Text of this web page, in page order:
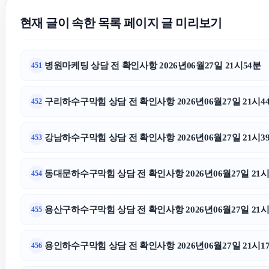
현재 글이 속한 목록 페이지 글 미리보기
451 병원마케팅 상담 전 확인사항 2026년06월27일 21시54분
452 구리하수구막힘 상담 전 확인사항 2026년06월27일 21시
453 강남하수구막힘 상담 전 확인사항 2026년06월27일 21시
454 동대문하수구막힘 상담 전 확인사항 2026년06월27일 21
455 용산구하수구막힘 상담 전 확인사항 2026년06월27일 21
456 용인하수구막힘 상담 전 확인사항 2026년06월27일 21시